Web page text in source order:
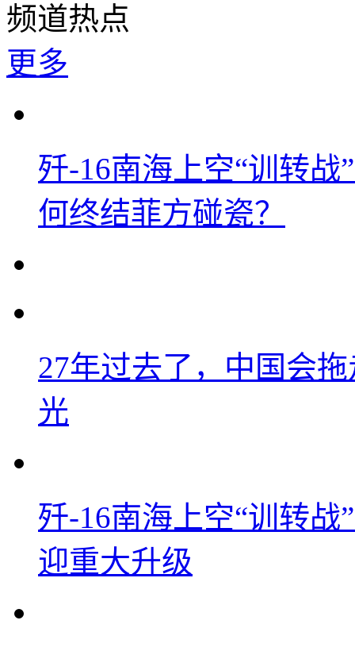
频道热点
更多
歼-16南海上空“训转
何终结菲方碰瓷？
27年过去了，中国会
光
歼-16南海上空“训转
迎重大升级